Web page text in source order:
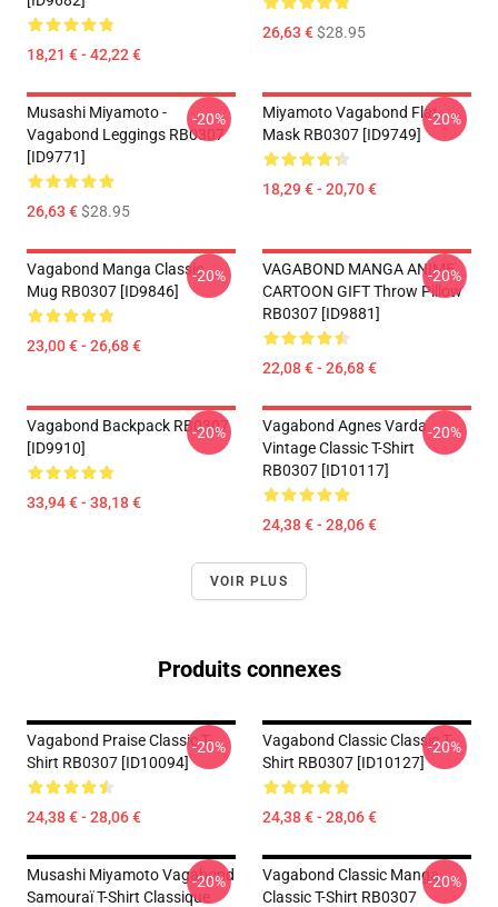
18,21 € - 42,22 €
26,63 €$28.95
Musashi Miyamoto -
Vagabond Leggings RB0307
[ID9771]
26,63 €$28.95
-20%
Miyamoto Vagabond Flat
Mask RB0307 [ID9749]
18,29 € - 20,70 €
-20%
Vagabond Manga Classic
Mug RB0307 [ID9846]
23,00 € - 26,68 €
-20%
VAGABOND MANGA ANIME
CARTOON GIFT Throw Pillow
RB0307 [ID9881]
22,08 € - 26,68 €
-20%
Vagabond Backpack RB0307
[ID9910]
33,94 € - 38,18 €
-20%
Vagabond Agnes Varda
Vintage Classic T-Shirt
RB0307 [ID10117]
24,38 € - 28,06 €
-20%
VOIR PLUS
Produits connexes
Vagabond Praise Classic T-
Shirt RB0307 [ID10094]
24,38 € - 28,06 €
-20%
Vagabond Classic Classic T-
Shirt RB0307 [ID10127]
24,38 € - 28,06 €
-20%
Musashi Miyamoto Vagabond
Samouraï T-Shirt Classique
-20%
Vagabond Classic Manga
Classic T-Shirt RB0307
-20%